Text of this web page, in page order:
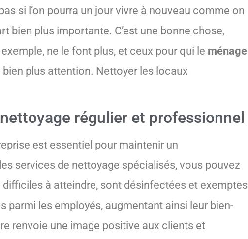
si l’on pourra un jour vivre à nouveau comme on
bien plus importante. C’est une bonne chose,
ne le font plus, et ceux pour qui le ménage
plus attention. Nettoyer les locaux
régulier et professionnel
est essentiel pour maintenir un
services de nettoyage spécialisés, vous pouvez
à atteindre, sont désinfectées et exemptes
parmi les employés, augmentant ainsi leur bien-
renvoie une image positive aux clients et